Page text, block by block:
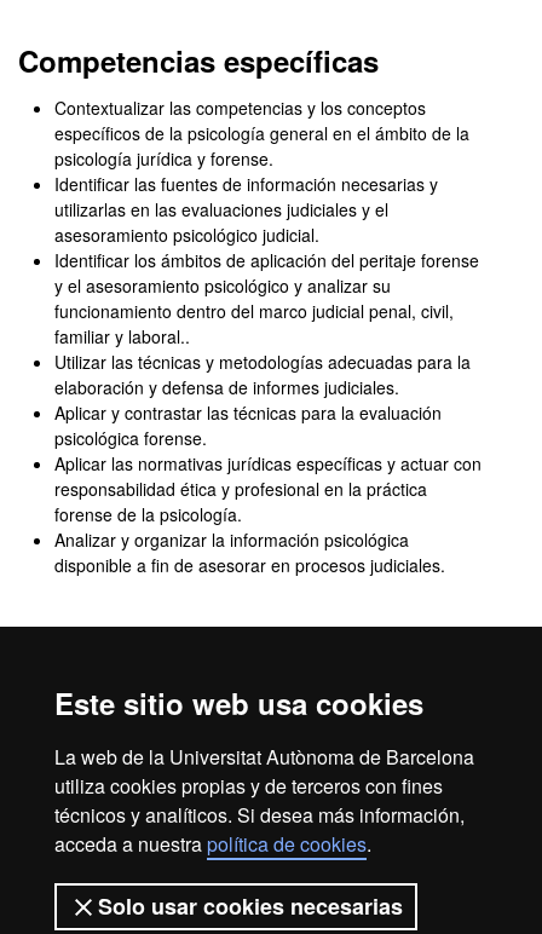
Este sitio web usa cookies
La web de la Universitat Autònoma de Barcelona
utiliza cookies propias y de terceros con fines
técnicos y analíticos. Si desea más información,
acceda a nuestrapolítica de cookies.
Solo usar cookies necesarias
Competencias específicas
Contextualizar las competencias y los conceptos
específicos de la psicología general en el ámbito de la
psicología jurídica y forense.
Identificar las fuentes de información necesarias y
utilizarlas en las evaluaciones judiciales y el
asesoramiento psicológico judicial.
Identificar los ámbitos de aplicación del peritaje forense
y el asesoramiento psicológico y analizar su
funcionamiento dentro del marco judicial penal, civil,
familiar y laboral..
Utilizar las técnicas y metodologías adecuadas para la
elaboración y defensa de informes judiciales.
Aplicar y contrastar las técnicas para la evaluación
psicológica forense.
Aplicar las normativas jurídicas específicas y actuar con
responsabilidad ética y profesional en la práctica
forense de la psicología.
Analizar y organizar la información psicológica
disponible a fin de asesorar en procesos judiciales.
Competencias transversales
calidad el trabajo realizado.
alcanzar los objetivos profesionales.
Trabajar cooperativamente, en entornos complejos o
inciertos y con recursos limitados, en un contexto
multidisciplinar, asumiendo y respetando el rol de los
diferentes profesionales.